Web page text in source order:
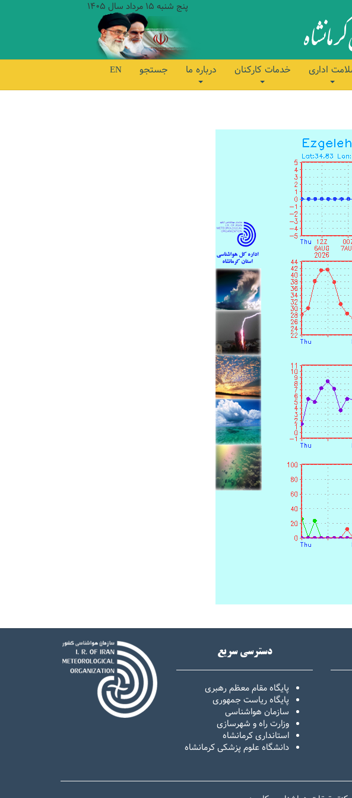
پنج شنبه 15 مرداد سال 1405
اداری خدمات کارکنان درباره ما جستجو EN
دسترسی سریع
پایگاه مقام معظم رهبری
پایگاه ریاست جمهوری
سازمان هواشناسی
وزارت راه و شهرسازی
استانداری کرمانشاه
دانشگاه علوم پزشکی کرمانشاه